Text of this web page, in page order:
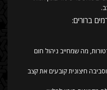
ברורים:
מה שמחייב ניהול חום
חיצונית קובעים את קצב